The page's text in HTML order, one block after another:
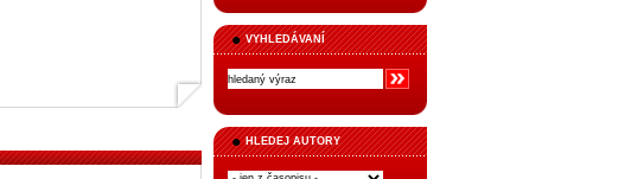
VYHLEDÁVANÍ
HLEDEJ AUTORY